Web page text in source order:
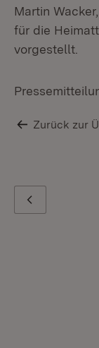
Martin
für die
vorgestellt.
Zurück zur